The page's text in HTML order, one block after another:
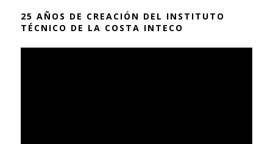
25 AÑOS DE CREACIÓN DEL INSTITUTO
TÉCNICO DE LA COSTA INTECO